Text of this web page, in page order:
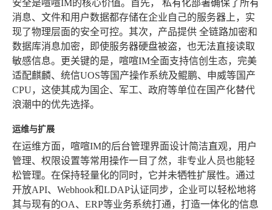
安全是喧喧IM的核心价值。首先， 私有化部署确保了所有
消息、文件和用户数据都存储在企业自己的服务器上，实
现了物理层面的安全可控。其次，产品提供 全链路加密和
数据库消息加密，即使服务器硬盘被盗，也无法直接读取
敏感信息。更关键的是，喧喧IM全面支持信创生态，完美
适配麒麟、统信UOS等国产操作系统及鲲鹏、申威等国产
CPU，这使其成为国企、军工、政府等单位在国产化替代
浪潮中的优先选择。
运维与扩展
在运维方面，喧喧IM的后台管理界面设计简洁直观，用户
管理、权限设置等常用操作一目了然，非专业人员也能轻
松管理。在保持轻量化的同时，它并未牺牲扩展性。通过
开放API、Webhook和LDAP认证同步，企业可以轻松地将
其与现有的OA、ERP等业务系统打通，打造一体化的信息